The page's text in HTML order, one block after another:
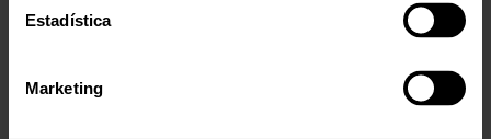
Estadística
Marketing